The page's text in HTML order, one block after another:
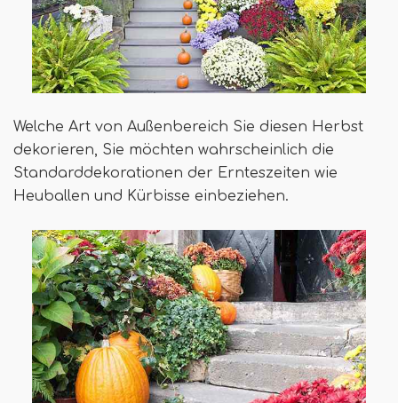
Welche Art von Außenbereich Sie diesen Herbst
dekorieren, Sie möchten wahrscheinlich die
Standarddekorationen der Ernteszeiten wie
Heuballen und Kürbisse einbeziehen.